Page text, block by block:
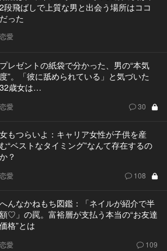
2段飛ばしで上質な男と出会う場所はココ
だった
恋愛
プレゼントの紙袋で分かった、男の“本気
度”。「彼に舐められている」と気づいた
32歳女は…
恋愛 30
女もつらいよ：キャリア女性が子供を産
む“ベストなタイミング”なんて存在するの
か？
恋愛 108
へんなかねもち図鑑：「ネイルが紹介で半
額♡」の罠。富裕層が支払う本当の“お友達
価格”とは
恋愛 109